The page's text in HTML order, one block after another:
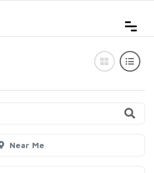
Near Me